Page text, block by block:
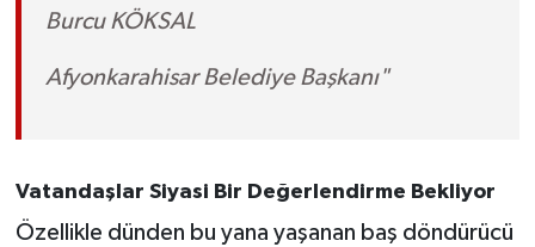
Burcu KÖKSAL
Afyonkarahisar Belediye Başkanı"
Vatandaşlar Siyasi Bir Değerlendirme Bekliyor
Özellikle dünden bu yana yaşanan baş döndürücü